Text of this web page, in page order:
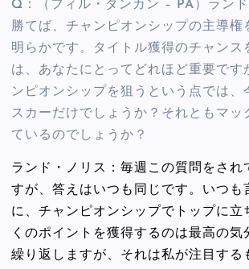
Q：（フィル・ダンカン – PA）ラン
勝てば、チャンピオンシップの主導権
明らかです。タイトル獲得のチャンス
は、あなたにとってどれほど重要です
ンピオンシップを狙うという点では、
スカーだけでしょうか？それともマッ
ているのでしょうか？
ランド・ノリス：毎週この質問をされ
すが、答えはいつも同じです。いつも
に、チャンピオンシップでトップに立
くのポイントを獲得するのは最高の気
繰り返しますが、それは私が注目する